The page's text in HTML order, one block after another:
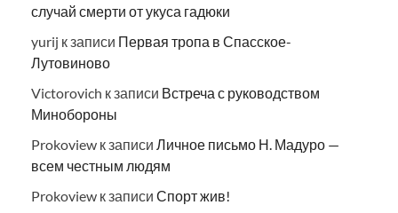
случай смерти от укуса гадюки
yurij к записи Первая тропа в Спасское-
Лутовиново
Victorovich к записи Встреча с руководством
Минобороны
Prokoview к записи Личное письмо Н. Мадуро —
всем честным людям
Prokoview к записи Спорт жив!